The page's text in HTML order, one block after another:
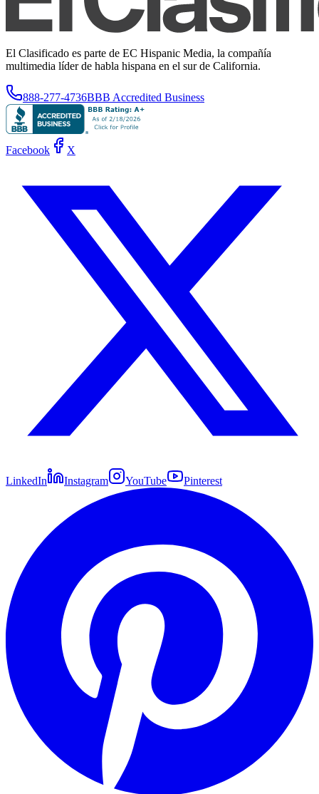
El Clasificado es parte de EC Hispanic Media, la compañía
multimedia líder de habla hispana en el sur de California.
888-277-4736BBB Accredited Business
Facebook X
LinkedIn Instagram YouTube Pinterest